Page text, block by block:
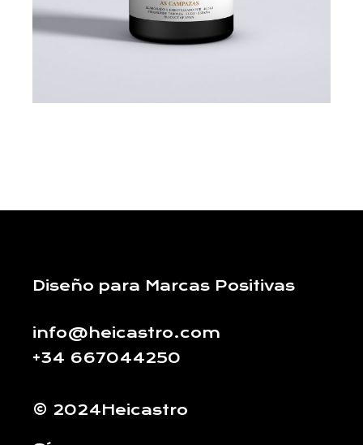
Diseño para Marcas Positivas
info@heicastro.com
+34 667044250
© 2024Heicastro